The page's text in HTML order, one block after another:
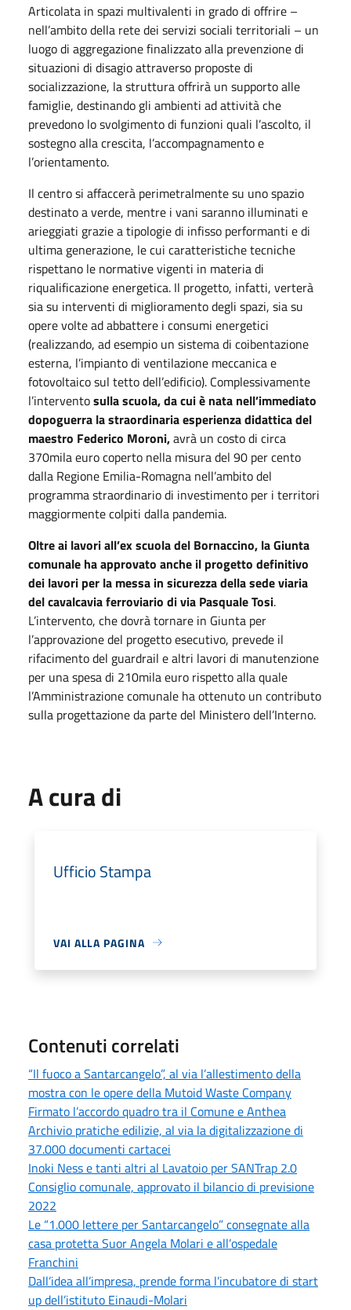
Articolata in spazi multivalenti in grado di offrire –
nell’ambito della rete dei servizi sociali territoriali – un
luogo di aggregazione finalizzato alla prevenzione di
situazioni di disagio attraverso proposte di
socializzazione, la struttura offrirà un supporto alle
famiglie, destinando gli ambienti ad attività che
prevedono lo svolgimento di funzioni quali l’ascolto, il
sostegno alla crescita, l’accompagnamento e
l’orientamento.
Il centro si affaccerà perimetralmente su uno spazio
destinato a verde, mentre i vani saranno illuminati e
arieggiati grazie a tipologie di infisso performanti e di
ultima generazione, le cui caratteristiche tecniche
rispettano le normative vigenti in materia di
riqualificazione energetica. Il progetto, infatti, verterà
sia su interventi di miglioramento degli spazi, sia su
opere volte ad abbattere i consumi energetici
(realizzando, ad esempio un sistema di coibentazione
esterna, l’impianto di ventilazione meccanica e
fotovoltaico sul tetto dell’edificio). Complessivamente
l’interventosulla scuola, da cui è nata nell’immediato
dopoguerra la straordinaria esperienza didattica del
maestro Federico Moroni,avrà un costo di circa
370mila euro coperto nella misura del 90 per cento
dalla Regione Emilia-Romagna nell’ambito del
programma straordinario di investimento per i territori
maggiormente colpiti dalla pandemia.
Oltre ai lavori all’ex scuola del Bornaccino, la Giunta
comunale ha approvato anche il progetto definitivo
dei lavori per la messa in sicurezza della sede viaria
del cavalcavia ferroviario di via Pasquale Tosi.
L’intervento, che dovrà tornare in Giunta per
l’approvazione del progetto esecutivo, prevede il
rifacimento del guardrail e altri lavori di manutenzione
per una spesa di 210mila euro rispetto alla quale
l’Amministrazione comunale ha ottenuto un contributo
sulla progettazione da parte del Ministero dell’Interno.
A cura di
Ufficio Stampa
VAI ALLA PAGINA
Contenuti correlati
“Il fuoco a Santarcangelo”, al via l’allestimento della
mostra con le opere della Mutoid Waste Company
Firmato l’accordo quadro tra il Comune e Anthea
Archivio pratiche edilizie, al via la digitalizzazione di
37.000 documenti cartacei
Inoki Ness e tanti altri al Lavatoio per SANTrap 2.0
Consiglio comunale, approvato il bilancio di previsione
2022
Le “1.000 lettere per Santarcangelo” consegnate alla
casa protetta Suor Angela Molari e all’ospedale
Franchini
Dall’idea all’impresa, prende forma l’incubatore di start
up dell’istituto Einaudi-Molari